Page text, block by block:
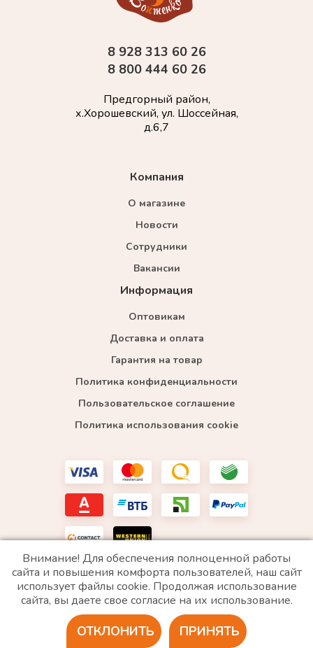
Компания
О магазине
Новости
Сотрудники
Вакансии
Информация
Оптовикам
Доставка и оплата
Гарантия на товар
Политика конфиденциальности
Пользовательское соглашение
Политика использования cookie
8 928 313 60 26
8 800 444 60 26
Предгорный район,
х.Хорошевский, ул. Шоссейная,
д.6,7
*WhatsApp принадлежит компании Meta, которая признана экстремистской и запрещена в
РФ
2020 © Все права защищены. ИП «Войтенко»
Разработка сайта
Внимание! Для обеспечения полноценной работы
сайта и повышения комфорта пользователей, наш сайт
использует файлы cookie. Продолжая использование
сайта, вы даете свое согласие на их использование.
ПРИНЯТЬ
ОТКЛОНИТЬ